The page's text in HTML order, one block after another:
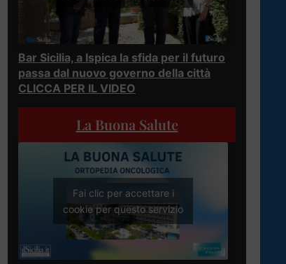
Bar Sicilia, a Ispica la sfida per il futuro
passa dal nuovo governo della città
CLICCA PER IL VIDEO
La Buona Salute
Fai clic per accettare i
cookie per questo servizio